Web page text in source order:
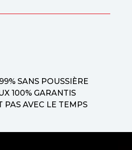
SANS POUSSIÈRE
100% GARANTIS
PAS AVEC LE TEMPS